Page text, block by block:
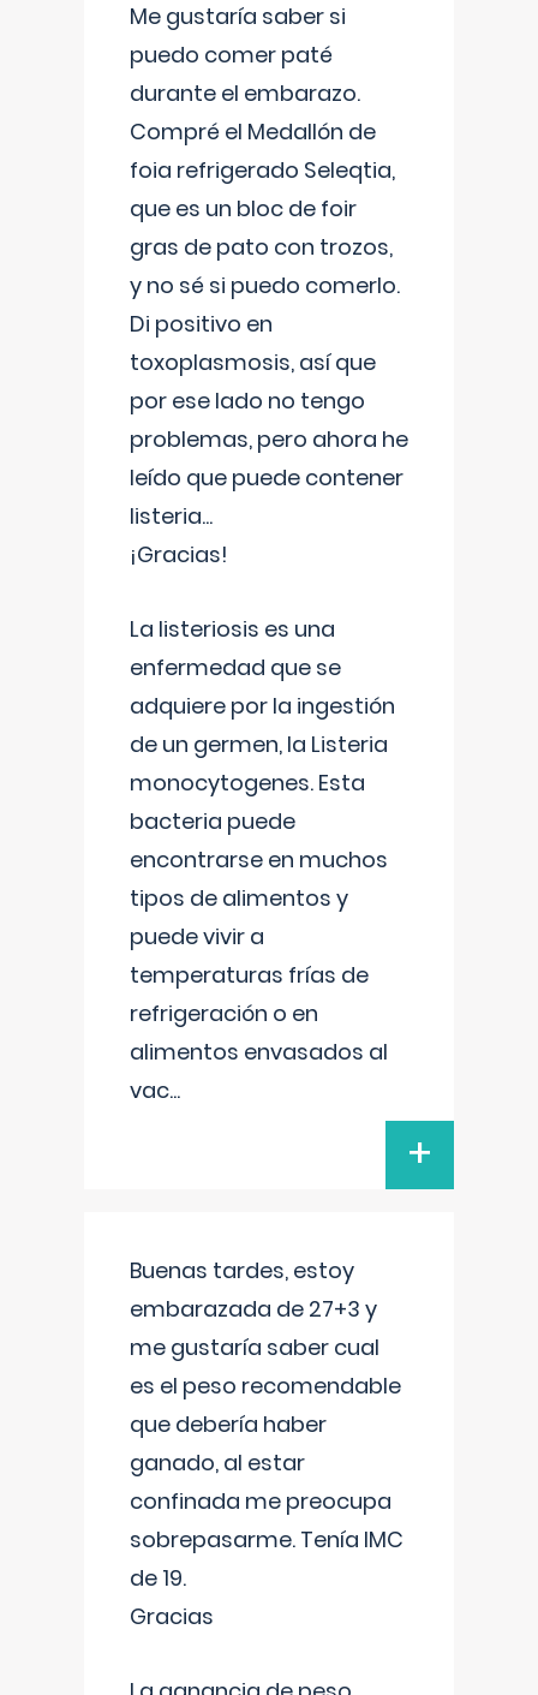
Me gustaría saber si
puedo comer paté
durante el embarazo.
Compré el Medallón de
foia refrigerado Seleqtia,
que es un bloc de foir
gras de pato con trozos,
y no sé si puedo comerlo.
Di positivo en
toxoplasmosis, así que
por ese lado no tengo
problemas, pero ahora he
leído que puede contener
listeria...
¡Gracias!
La listeriosis es una
enfermedad que se
adquiere por la ingestión
de un germen, la Listeria
monocytogenes. Esta
bacteria puede
encontrarse en muchos
tipos de alimentos y
puede vivir a
temperaturas frías de
refrigeración o en
alimentos envasados al
vac...
+
Buenas tardes, estoy
embarazada de 27+3 y
me gustaría saber cual
es el peso recomendable
que debería haber
ganado, al estar
confinada me preocupa
sobrepasarme. Tenía IMC
de 19.
Gracias